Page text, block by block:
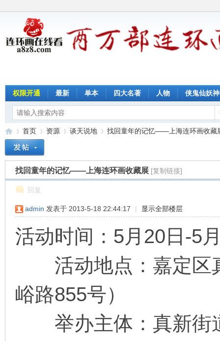
权限开通 最新 单本 四大名著 人物 侠鬼仙妖神
»
首页
›
资源
›
谈天说地
›
找回童年的记忆——上海连环画收藏
找回童年的记忆——上海连环画收藏展 [复制链接]
回复
admin 发表于 2013-5-18 22:44:17 | 显示全部楼层
活动时间：5月20日-5
活动地点：嘉定区
峪路855号）
举办主体：真新街